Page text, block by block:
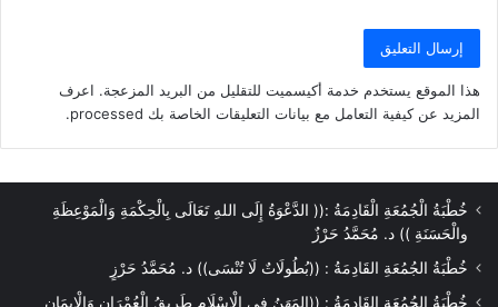
هذا الموقع يستخدم خدمة أكيسميت للتقليل من البريد المزعجة. اعرف
المزيد عن كيفية التعامل مع بيانات التعليقات الخاصة بك processed
.
خُطْبَةُ الْجُمُعَةِ الْقَادِمَةُ :(( الدَّعْوَةُ إِلَى اللهِ تَعَالَى بِالْحِكْمَةِ وَالْمَوْعِظَةِ
والْحَسَنَةِ )) د. مُحَمَّدُ حَرْزٌ
خُطْبَةُ الجُمُعَةِ القَادِمَةُ : ((بُطُولَاتٌ لَا تُنْسَى)) د. مُحَمَّدُ حَرْزٍ
خُطْبَةُ الجُمُعَةِ القَادِمَةُ : ((المَهَنُ في الْإِسْلَامِ طَرِيقُ الْعُمْرَانِ وَالْإِيمَانِ